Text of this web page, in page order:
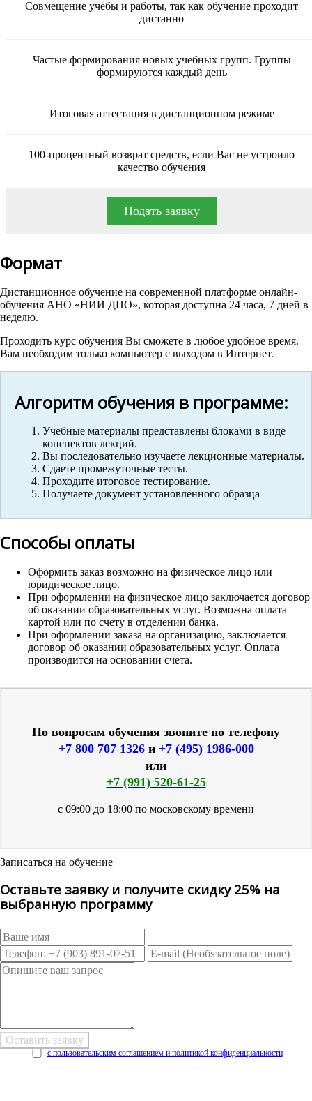
Совмещение учёбы и работы, так как обучение проходит
дистанно
Частые формирования новых учебных групп. Группы
формируются каждый день
Итоговая аттестация в дистанционном режиме
100-процентный возврат средств, если Вас не устроило
качество обучения
Подать заявку
Формат
Дистанционное обучение на современной платформе онлайн-
обучения АНО «НИИ ДПО», которая доступна 24 часа, 7 дней в
неделю.
Проходить курс обучения Вы сможете в любое удобное время.
Вам необходим только компьютер с выходом в Интернет.
Алгоритм обучения в программе:
Учебные материалы представлены блоками в виде
конспектов лекций.
Вы последовательно изучаете лекционные материалы.
Сдаете промежуточные тесты.
Проходите итоговое тестирование.
Получаете документ установленного образца
Способы оплаты
Оформить заказ возможно на физическое лицо или
юридическое лицо.
При оформлении на физическое лицо заключается договор
об оказании образовательных услуг. Возможна оплата
картой или по счету в отделении банка.
При оформлении заказа на организацию, заключается
договор об оказании образовательных услуг. Оплата
производится на основании счета.
По вопросам обучения звоните по телефону
+7 800 707 1326и +7 (495) 1986-000
или
+7 (991) 520-61-25
с 09:00 до 18:00 по московскому времени
Записаться на обучение
Оставьте заявку и получите скидку 25% на
выбранную программу
с пользовательским соглашением и политикой конфиденциальности